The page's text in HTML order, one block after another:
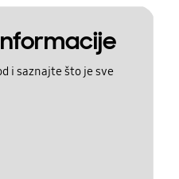
i saznajte što je sve